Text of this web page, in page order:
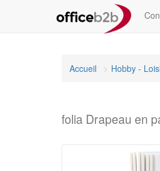
Accueil Hobby -
folia Drapeau en